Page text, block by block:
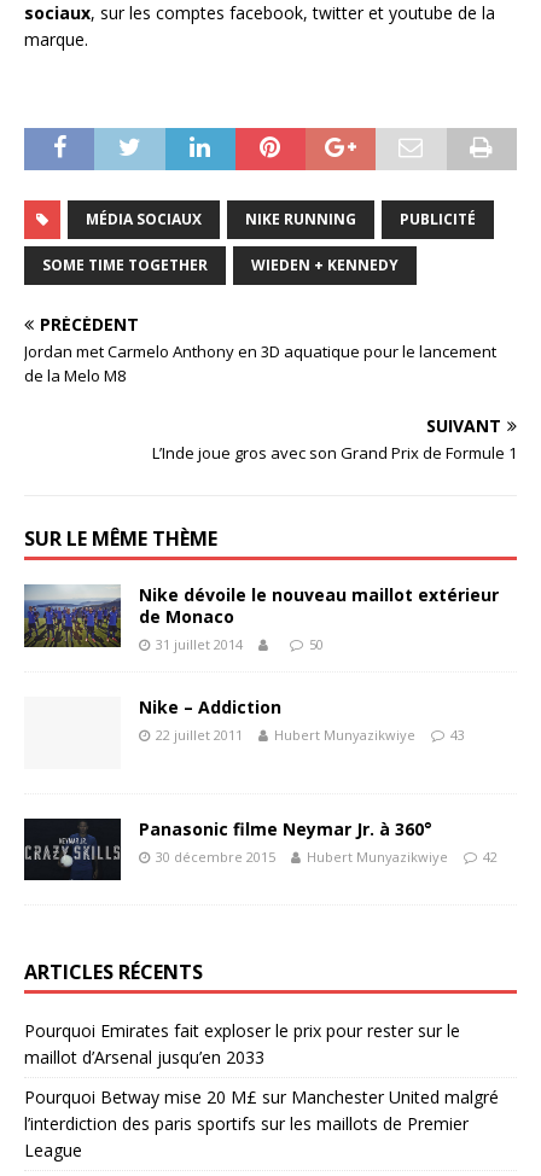
sociaux, sur les comptes facebook, twitter et youtube de la
marque.
MÉDIA SOCIAUX NIKE RUNNING PUBLICITÉ
SOME TIME TOGETHER WIEDEN + KENNEDY
PRÉCÉDENT
Jordan met Carmelo Anthony en 3D aquatique pour le lancement
de la Melo M8
SUIVANT
L’Inde joue gros avec son Grand Prix de Formule 1
SUR LE MÊME THÈME
Nike dévoile le nouveau maillot extérieur
de Monaco
31 juillet 2014 50
Nike – Addiction
22 juillet 2011 Hubert Munyazikwiye 43
Panasonic filme Neymar Jr. à 360°
30 décembre 2015 Hubert Munyazikwiye 42
ARTICLES RÉCENTS
Pourquoi Emirates fait exploser le prix pour rester sur le
maillot d’Arsenal jusqu’en 2033
Pourquoi Betway mise 20 M£ sur Manchester United malgré
l’interdiction des paris sportifs sur les maillots de Premier
League